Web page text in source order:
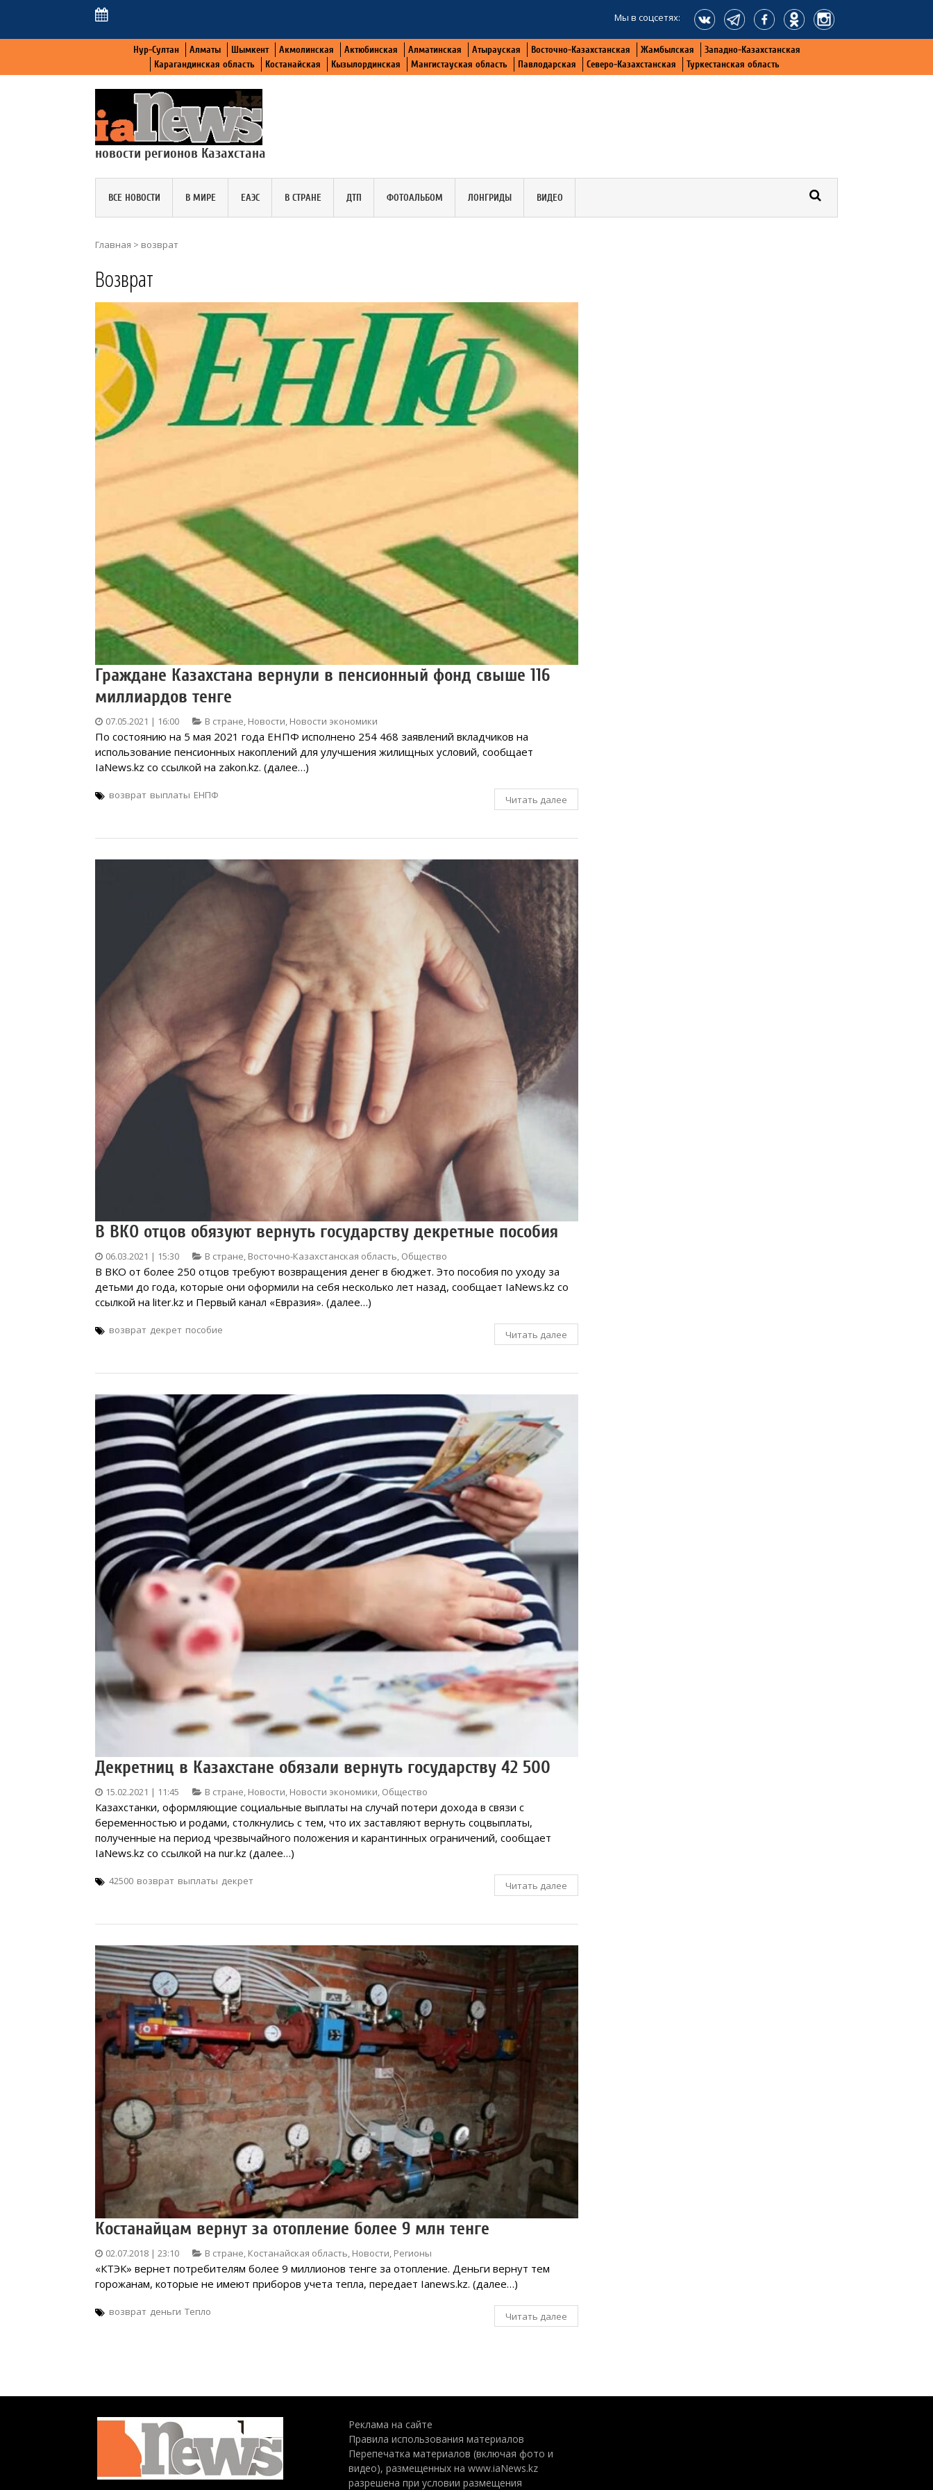
Мы в соцсетях:
Нур-Султан Алматы Шымкент Акмолинская Актюбинская Алматинская Атырауская Восточно-Казахстанская Жамбылская
Западно-Казахстанская
Карагандинская область
Костанайская Кызылординская Мангистауская область Павлодарская Северо-Казахстанская Туркестанская область
новости регионов Казахстана
ВСЕ НОВОСТИ В МИРЕ ЕАЭС В СТРАНЕ ДТП ФОТОАЛЬБОМ ЛОНГРИДЫ ВИДЕО
Главная > возврат
Возврат
Граждане Казахстана вернули в пенсионный фонд свыше 116
миллиардов тенге
07.05.2021 | 16:00 В стране, Новости, Новости экономики
По состоянию на 5 мая 2021 года ЕНПФ исполнено 254 468 заявлений вкладчиков на
использование пенсионных накоплений для улучшения жилищных условий, сообщает
IaNews.kz со ссылкой на zakon.kz. (далее…)
возврат выплаты ЕНПФ Читать далее
В ВКО отцов обязуют вернуть государству декретные пособия
06.03.2021 | 15:30 В стране, Восточно-Казахстанская область, Общество
В ВКО от более 250 отцов требуют возвращения денег в бюджет. Это пособия по уходу за
детьми до года, которые они оформили на себя несколько лет назад, сообщает IaNews.kz со
ссылкой на liter.kz и Первый канал «Евразия». (далее…)
возврат декрет пособие Читать далее
Декретниц в Казахстане обязали вернуть государству 42 500
15.02.2021 | 11:45 В стране, Новости, Новости экономики, Общество
Казахстанки, оформляющие социальные выплаты на случай потери дохода в связи с
беременностью и родами, столкнулись с тем, что их заставляют вернуть соцвыплаты,
полученные на период чрезвычайного положения и карантинных ограничений, сообщает
IaNews.kz со ссылкой на nur.kz (далее…)
42500 возврат выплаты декрет Читать далее
Костанайцам вернут за отопление более 9 млн тенге
02.07.2018 | 23:10 В стране, Костанайская область, Новости, Регионы
«КТЭК» вернет потребителям более 9 миллионов тенге за отопление. Деньги вернут тем
горожанам, которые не имеют приборов учета тепла, передает Ianews.kz. (далее…)
возврат деньги Тепло Читать далее
Реклама на сайте
Правила использования материалов
Перепечатка материалов (включая фото и
видео), размещенных на www.iaNews.kz
разрешена при условии размещения